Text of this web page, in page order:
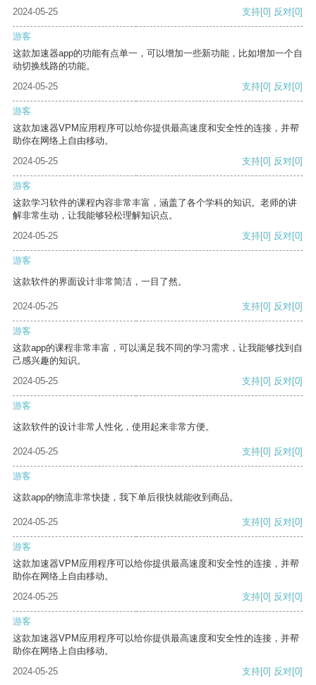
2024-05-25 支持[0] 反对[0]
游客
这款加速器app的功能有点单一，可以增加一些新功能，比如增加一个自
动切换线路的功能。
2024-05-25
支持[0] 反对[0]
游客
这款加速器VPM应用程序可以给你提供最高速度和安全性的连接，并帮
助你在网络上自由移动。
2024-05-25
支持[0] 反对[0]
游客
这款学习软件的课程内容非常丰富，涵盖了各个学科的知识。老师的讲
解非常生动，让我能够轻松理解知识点。
2024-05-25
支持[0] 反对[0]
游客
这款软件的界面设计非常简洁，一目了然。
2024-05-25 支持[0] 反对[0]
游客
这款app的课程非常丰富，可以满足我不同的学习需求，让我能够找到自
己感兴趣的知识。
2024-05-25
支持[0] 反对[0]
游客
这款软件的设计非常人性化，使用起来非常方便。
2024-05-25 支持[0] 反对[0]
游客
这款app的物流非常快捷，我下单后很快就能收到商品。
2024-05-25 支持[0] 反对[0]
游客
这款加速器VPM应用程序可以给你提供最高速度和安全性的连接，并帮
助你在网络上自由移动。
2024-05-25
支持[0] 反对[0]
游客
这款加速器VPM应用程序可以给你提供最高速度和安全性的连接，并帮
助你在网络上自由移动。
2024-05-25
支持[0] 反对[0]